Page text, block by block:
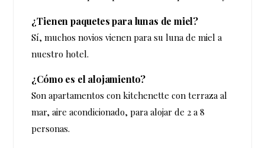
¿Tienen paquetes para lunas de miel?
Sí, muchos novios vienen para su luna de miel a
nuestro hotel.
¿Cómo es el alojamiento?
Son apartamentos con kitchenette con terraza al
mar, aire acondicionado, para alojar de 2 a 8
personas.